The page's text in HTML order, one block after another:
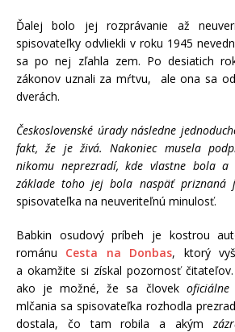
Ďalej bolo jej rozprávanie až
spisovateľky odvliekli v roku 1945
sa po nej zľahla zem. Po desiatich
zákonov uznali za mŕtvu, ale ona sa
dverách.
Československé úrady následne
fakt, že je živá. Nakoniec musela
nikomu neprezradí, kde vlastne bola
základe toho jej bola naspäť priznaná
spisovateľka na neuveriteľnú minulosť.
Babkin osudový príbeh je kostrou
románu Cesta na Donbas, ktorý
a okamžite si získal pozornosť
ako je možné, že sa človek
mlčania sa spisovateľka rozhodla
dostala, čo tam robila a akým